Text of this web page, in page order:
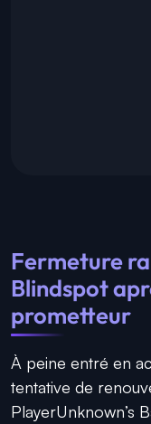
Fermeture
Blindspot
prometteur
À peine entré en
tentative de
PlayerUnknown’s